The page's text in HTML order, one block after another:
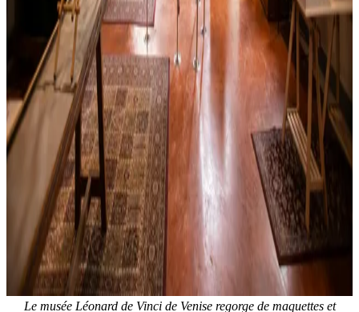
Le musée Léonard de Vinci de Venise regorge de maquettes et